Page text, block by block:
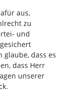
aus,
zu
und
dass es
dass Herr
unserer